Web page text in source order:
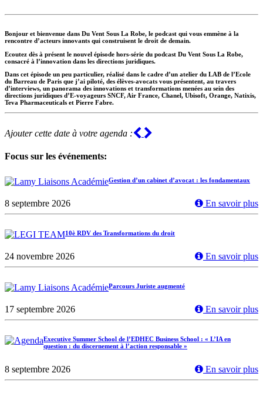
Bonjour et bienvenue dans Du Vent Sous La Robe, le podcast qui vous emmène à la
rencontre d’acteurs innovants qui construisent le droit de demain.
Ecoutez dès à présent le nouvel épisode hors-série du podcast Du Vent Sous La Robe,
consacré à l’innovation dans les directions juridiques.
Dans cet épisode un peu particulier, réalisé dans le cadre d’un atelier du LAB de l’Ecole
du Barreau de Paris que j’ai piloté, des élèves-avocats vous présentent, au travers
d’interviews, un panorama des innovations et transformations menées au sein des
directions juridiques d’E-voyageurs SNCF, Air France, Chanel, Ubisoft, Orange, Natixis,
Teva Pharmaceuticals et Pierre Fabre.
Ajouter cette date à votre agenda : Previous
Focus sur les événements:
Gestion d’un cabinet d’avocat : les fondamentaux
8 septembre 2026 En savoir plus
10è RDV des Transformations du droit
24 novembre 2026 En savoir plus
Parcours Juriste augmenté
17 septembre 2026 En savoir plus
Executive Summer School de l’EDHEC Business School : « L’IA en
question : du discernement à l’action responsable »
8 septembre 2026 En savoir plus